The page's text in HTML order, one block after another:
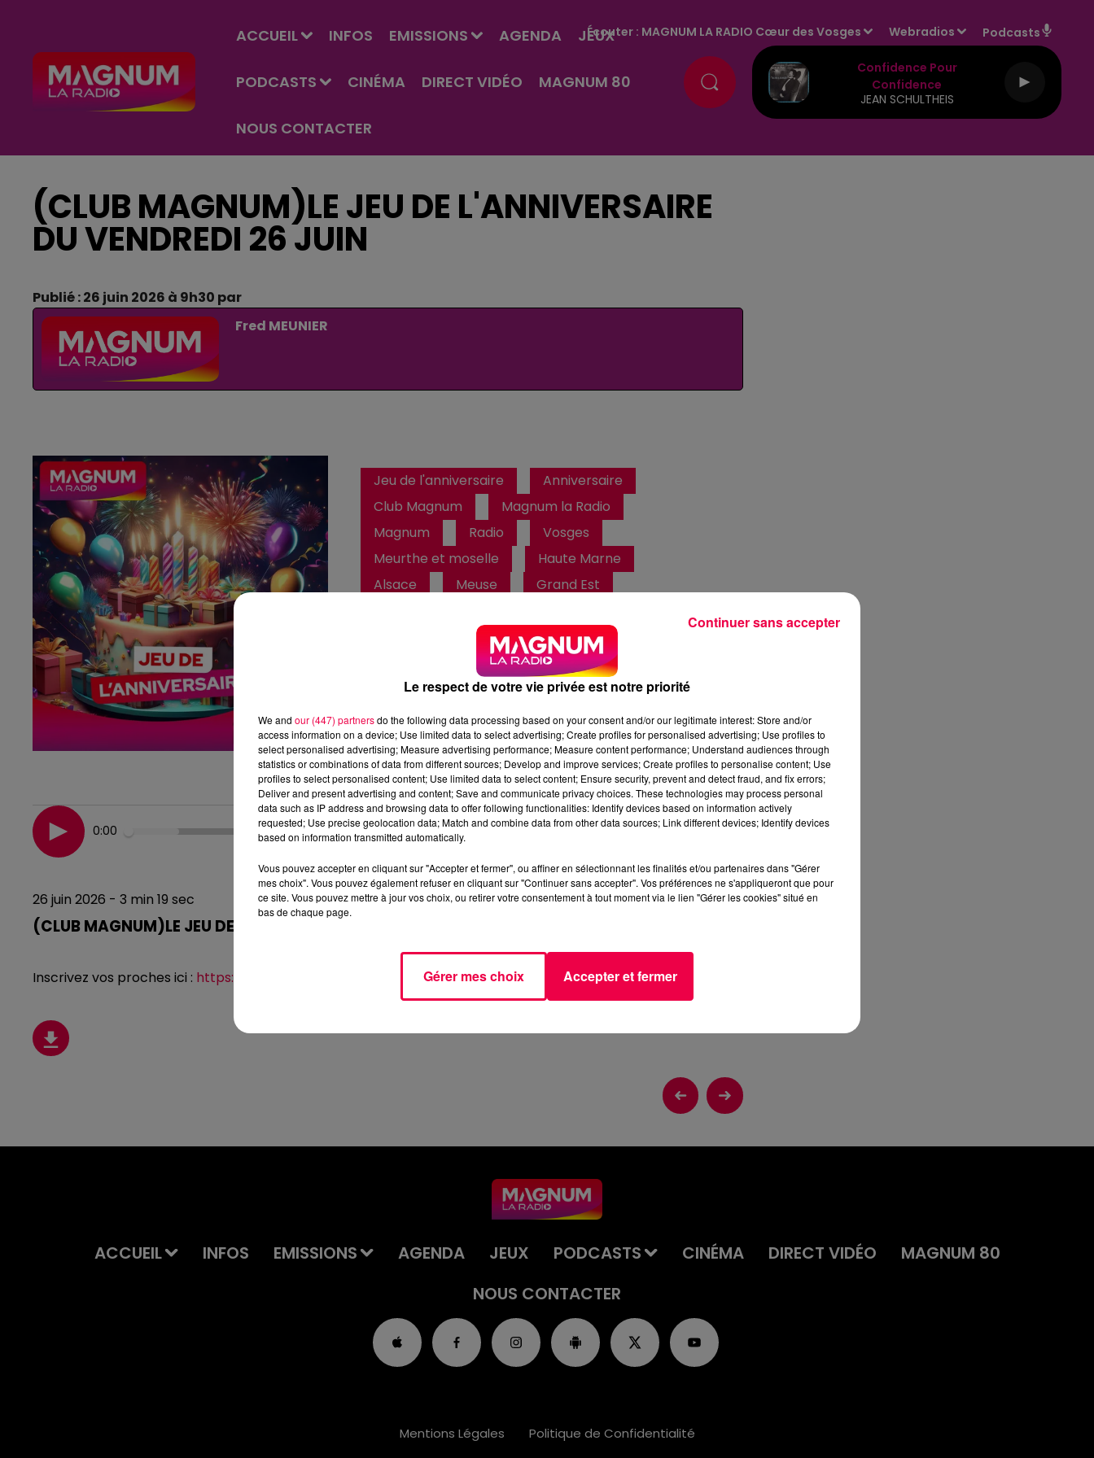
ACCUEIL INFOS EMISSIONS AGENDA JEUX
PODCASTS CINÉMA DIRECT VIDÉO MAGNUM 80
NOUS CONTACTER
Écouter : MAGNUM LA RADIO Cœur des Vosges Webradios Podcasts
Confidence Pour
Confidence
JEAN SCHULTHEIS
(CLUB MAGNUM)LE JEU DE L'ANNIVERSAIRE
DU VENDREDI 26 JUIN
Publié : 26 juin 2026 à 9h30 par
Fred MEUNIER
Jeu de l'anniversaire
Anniversaire
Club Magnum
Magnum la Radio
Magnum
Radio
Vosges
Meurthe et moselle
Haute Marne
Alsace
Meuse Grand Est
Retrouvez le Jeu de l'Anniversaire chaque matin à 09h35
dans Club Magnum
0:00 3 min 19 sec
26 juin 2026 - 3 min 19 sec
(CLUB MAGNUM)LE JEU DE L'ANNIVERSAIRE DU VENDREDI 26 JUIN
Inscrivez vos proches ici : https://www.magnumlaradio.com/jeu-de-lanniversaire-2
ACCUEIL INFOS EMISSIONS AGENDA JEUX PODCASTS CINÉMA DIRECT VIDÉO
MAGNUM 80
NOUS CONTACTER
Mentions Légales Politique de Confidentialité
Le respect de votre vie privée est notre priorité
We and our (447) partnersdo the following data processing based on your consent and/or our legitimate interest: Store and/or
access information on a device; Use limited data to select advertising; Create profiles for personalised advertising; Use profiles to
select personalised advertising; Measure advertising performance; Measure content performance; Understand audiences through
statistics or combinations of data from different sources; Develop and improve services; Create profiles to personalise content; Use
profiles to select personalised content; Use limited data to select content; Ensure security, prevent and detect fraud, and fix errors;
Deliver and present advertising and content; Save and communicate privacy choices. These technologies may process personal
data such as IP address and browsing data to offer following functionalities: Identify devices based on information actively
requested; Use precise geolocation data; Match and combine data from other data sources; Link different devices; Identify devices
based on information transmitted automatically.
Vous pouvez accepter en cliquant sur "Accepter et fermer", ou affiner en sélectionnant les finalités et/ou partenaires dans "Gérer
mes choix". Vous pouvez également refuser en cliquant sur "Continuer sans accepter". Vos préférences ne s'appliqueront que pour
ce site. Vous pouvez mettre à jour vos choix, ou retirer votre consentement à tout moment via le lien "Gérer les cookies" situé en
bas de chaque page.
Gérer mes choix Accepter et fermer
Continuer sans accepter